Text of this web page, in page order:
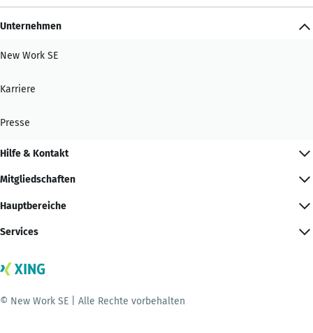
Unternehmen
New Work SE
Karriere
Presse
Hilfe & Kontakt
Mitgliedschaften
Hauptbereiche
Services
© New Work SE | Alle Rechte vorbehalten